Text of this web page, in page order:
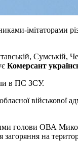
імітаторами
Сумській,
Комерсант
в ПС ЗСУ.
військової
голови ОВА
на